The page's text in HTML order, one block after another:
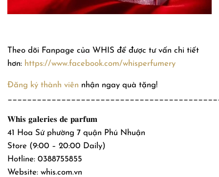
Theo dõi Fanpage của WHIS để được tư vấn chi tiết
hơn: https://www.facebook.com/whisperfumery
Đăng ký thành viên nhận ngay quà tặng!
𝐖𝐡𝐢𝐬 𝐠𝐚𝐥𝐞𝐫𝐢𝐞𝐬 𝐝𝐞 𝐩𝐚𝐫𝐟𝐮𝐦
41 Hoa Sứ phường 7 quận Phú Nhuận
Store (9:00 – 20:00 Daily)
Hotline: 0388755855
Website: whis.com.vn